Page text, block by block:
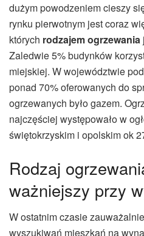
dużym powodzeniem cieszy
rynku pierwotnym jest coraz
których rodzajem ogrzewania
Zaledwie 5% budynków
miejskiej. W województwie
ponad 70% oferowanych do
ogrzewanych było gazem.
najczęściej występowało w
świętokrzyskim i opolskim ok
Rodzaj
ważniejszy przy
W ostatnim czasie
wyszukiwań mieszkań na